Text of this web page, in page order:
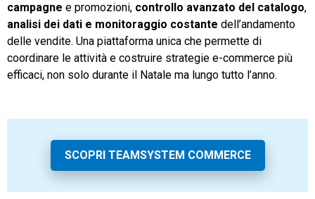
campagne e promozioni, controllo avanzato del catalogo,
analisi dei dati e monitoraggio costante dell’andamento
delle vendite. Una piattaforma unica che permette di
coordinare le attività e costruire strategie e-commerce più
efficaci, non solo durante il Natale ma lungo tutto l’anno.
SCOPRI TEAMSYSTEM COMMERCE